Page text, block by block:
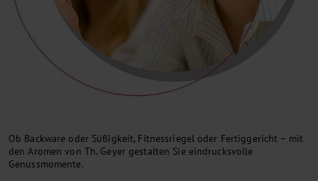
Ob Backware oder Süßigkeit, Fitnessriegel oder Fertiggericht – mit
den Aromen von Th. Geyer gestalten Sie eindrucksvolle
Genussmomente.